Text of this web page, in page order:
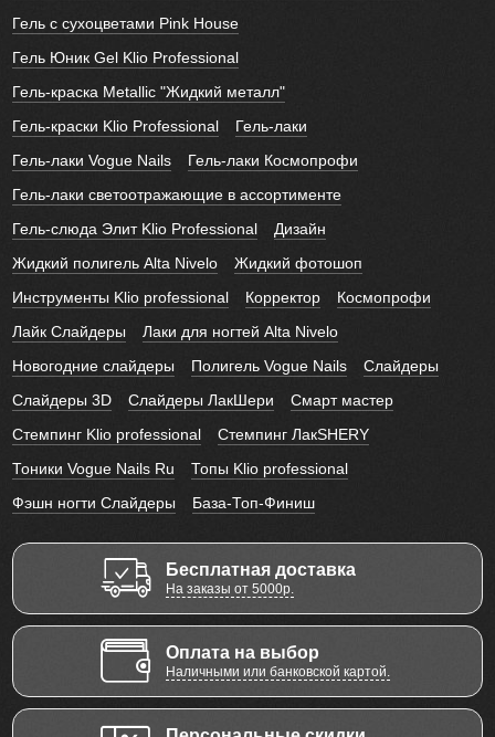
Гель с сухоцветами Pink House
Гель Юник Gel Klio Professional
Гель-краска Metallic "Жидкий металл"
Гель-краски Klio Professional
Гель-лаки
Гель-лаки Vogue Nails
Гель-лаки Космопрофи
Гель-лаки светоотражающие в ассортименте
Гель-слюда Элит Klio Professional
Дизайн
Жидкий полигель Alta Nivelo
Жидкий фотошоп
Инструменты Klio professional
Корректор
Космопрофи
Лайк Слайдеры
Лаки для ногтей Alta Nivelo
Новогодние слайдеры
Полигель Vogue Nails
Слайдеры
Слайдеры 3D
Слайдеры ЛакШери
Смарт мастер
Стемпинг Klio professional
Стемпинг ЛакSHERY
Тоники Vogue Nails Ru
Топы Klio professional
Фэшн ногти Слайдеры
База-Топ-Финиш
Бесплатная доставка
На заказы от 5000р.
Оплата на выбор
Наличными или банковской картой.